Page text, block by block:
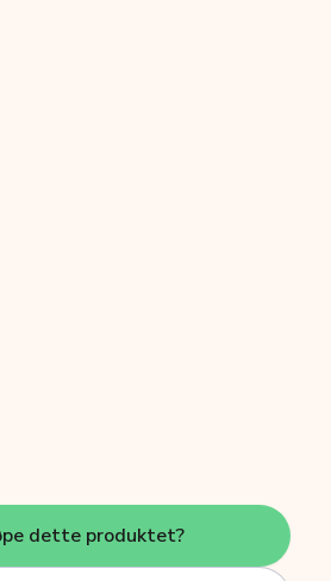
dette produktet?